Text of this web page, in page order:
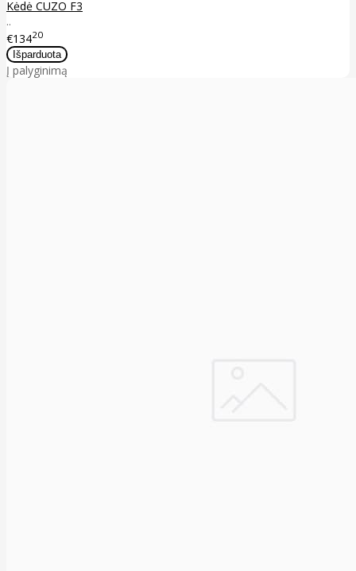
Kėdė CUZO F3
..
€13420
Į palyginimą